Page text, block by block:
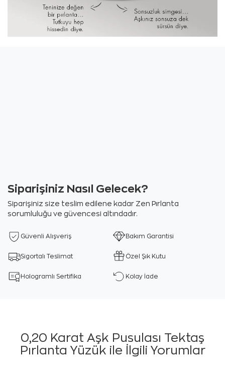
Siparişiniz Nasıl Gelecek?
Siparişiniz size teslim edilene kadar Zen Pırlanta
sorumluluğu ve güvencesi altındadır.
Güvenli Alışveriş Bakım Garantisi
Sigortalı Teslimat Özel Şık Kutu
Hologramlı Sertifika Kolay İade
0,20 Karat Aşk Pusulası Tektaş
Pırlanta Yüzük ile İlgili Yorumlar